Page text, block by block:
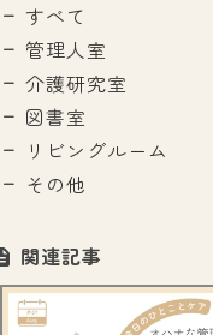
すべて
管理人室
介護研究室
図書室
リビングルーム
その他
関連記事